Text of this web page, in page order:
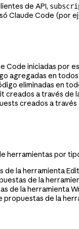
de API,
Claude Code (por
Code iniciadas por
agregadas en
eliminadas en
creados a través de
creados a
herramientas por
de la herramienta
de la
de la herramienta
propuestas de la